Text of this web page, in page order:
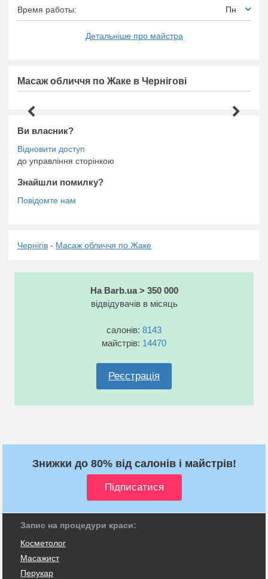
Время работы: Пн
Детальніше про майстра
Масаж обличчя по Жаке в Чернігові
Ви власник?
до управління сторінкою
Знайшли помилку?
Чернігів - Масаж обличчя по Жаке
На Barb.ua > 350 000
відвідувачів в місяць
салонів: 8143
майстрів: 14470
Реєстрація
Знижки до 80% від салонів і майстрів!
Запис на процедури краси:
Косметолог
Масажист
Перукар